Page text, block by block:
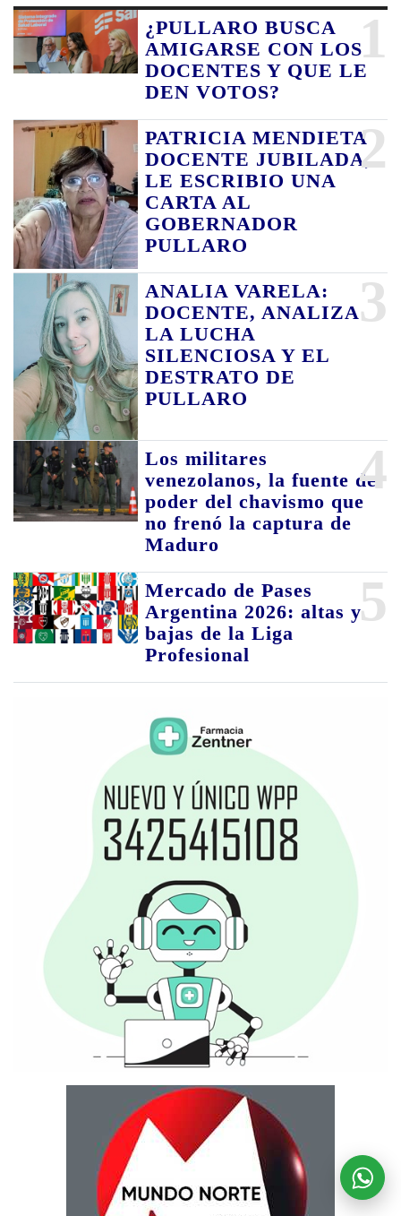
1
¿PULLARO BUSCA
AMIGARSE CON LOS
DOCENTES Y QUE LE
DEN VOTOS?
2
PATRICIA MENDIETA
DOCENTE JUBILADA,
LE ESCRIBIO UNA
CARTA AL
GOBERNADOR
PULLARO
3
ANALIA VARELA:
DOCENTE, ANALIZA
LA LUCHA
SILENCIOSA Y EL
DESTRATO DE
PULLARO
4
Los militares
venezolanos, la fuente de
poder del chavismo que
no frenó la captura de
Maduro
5
Mercado de Pases
Argentina 2026: altas y
bajas de la Liga
Profesional